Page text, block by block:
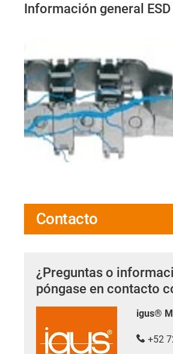
Información general ESD
Contacto
¿Preguntas o
póngase en contacto
igus®
+52